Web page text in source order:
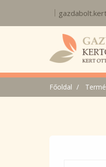
Főoldal